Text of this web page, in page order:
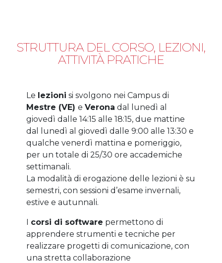
STRUTTURA DEL CORSO, LEZIONI,
ATTIVITÀ PRATICHE
Le lezioni si svolgono nei Campus di
Mestre (VE) e Verona dal lunedì al
giovedì dalle 14:15 alle 18:15, due mattine
dal lunedì al giovedì dalle 9:00 alle 13:30 e
qualche venerdì mattina e pomeriggio,
per un totale di 25/30 ore accademiche
settimanali.
La modalità di erogazione delle lezioni è su
semestri, con sessioni d’esame invernali,
estive e autunnali.
I corsi di software permettono di
apprendere strumenti e tecniche per
realizzare progetti di comunicazione, con
una stretta collaborazione